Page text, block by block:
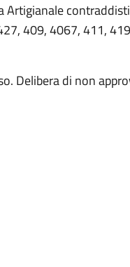
Artigianale
409, 4067, 411,
Delibera di non